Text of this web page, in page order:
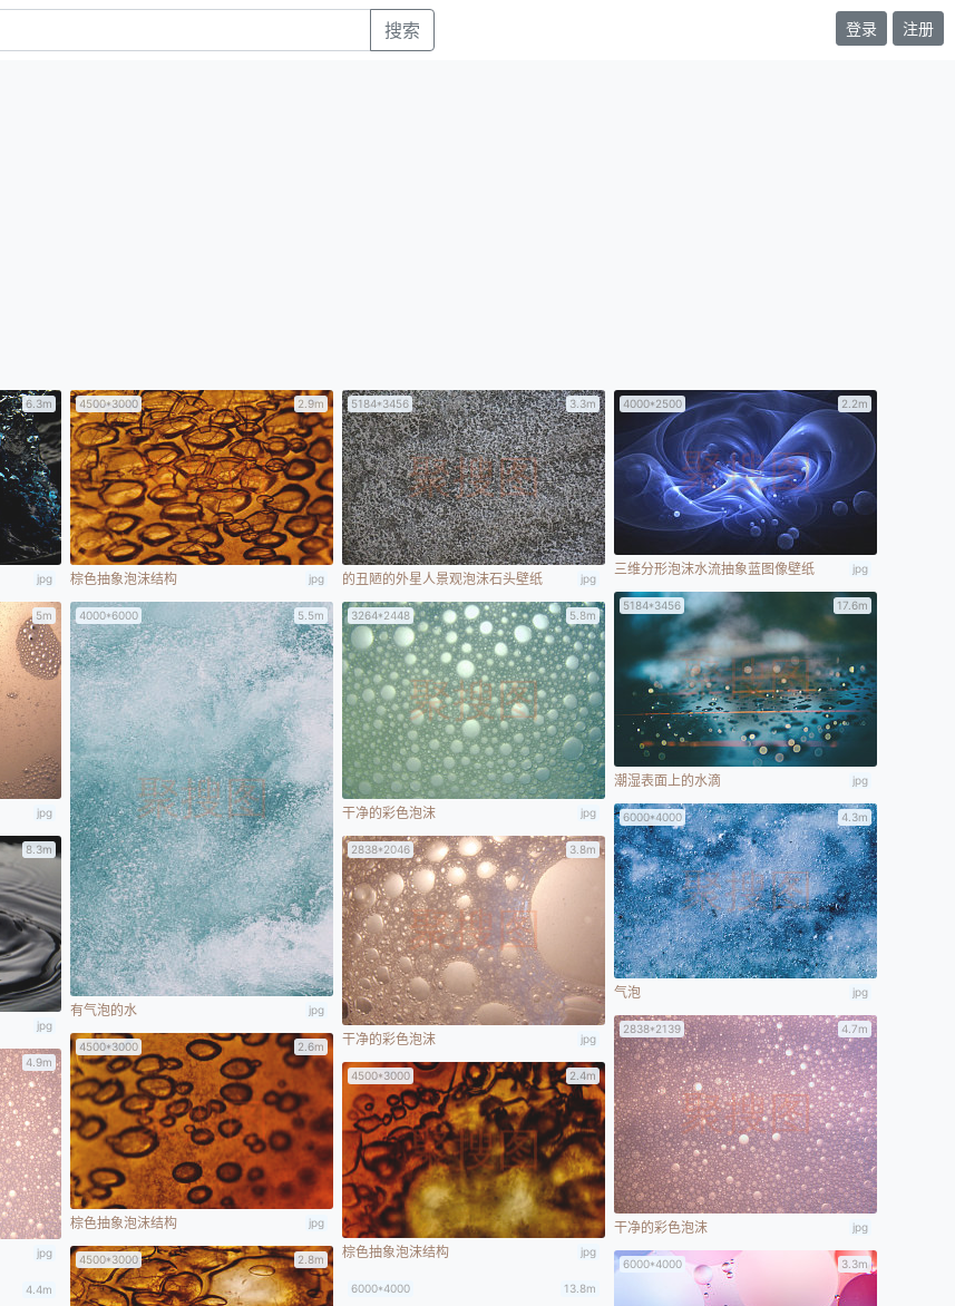
搜索 登录 注册
6.3m
jpg 棕色抽象泡沫结构
4500*3000 2.9m
jpg 的丑陋的外星人景观泡沫石头壁纸
5184*3456 3.3m
jpg
三维分形泡沫水流抽象蓝图像壁纸
4000*2500 2.2m
jpg
潮湿表面上的水滴
5184*3456 17.6m
jpg
5m
jpg
有气泡的水
4000*6000 5.5m
jpg
干净的彩色泡沫
3264*2448 5.8m
jpg
气泡
6000*4000 4.3m
jpg
8.3m
jpg
干净的彩色泡沫
2838*2046 3.8m
jpg
干净的彩色泡沫
2838*2139 4.7m
jpg
棕色抽象泡沫结构
4500*3000 2.6m
jpg
4.9m
jpg 棕色抽象泡沫结构
4500*3000 2.4m
jpg
4500*3000 2.8m 6000*4000 3.3m
6000*4000 13.8m
4.4m